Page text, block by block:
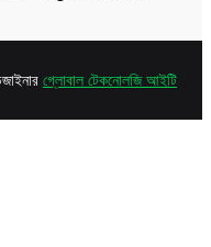
গ্লোবাল টেকনোলজি আইটি